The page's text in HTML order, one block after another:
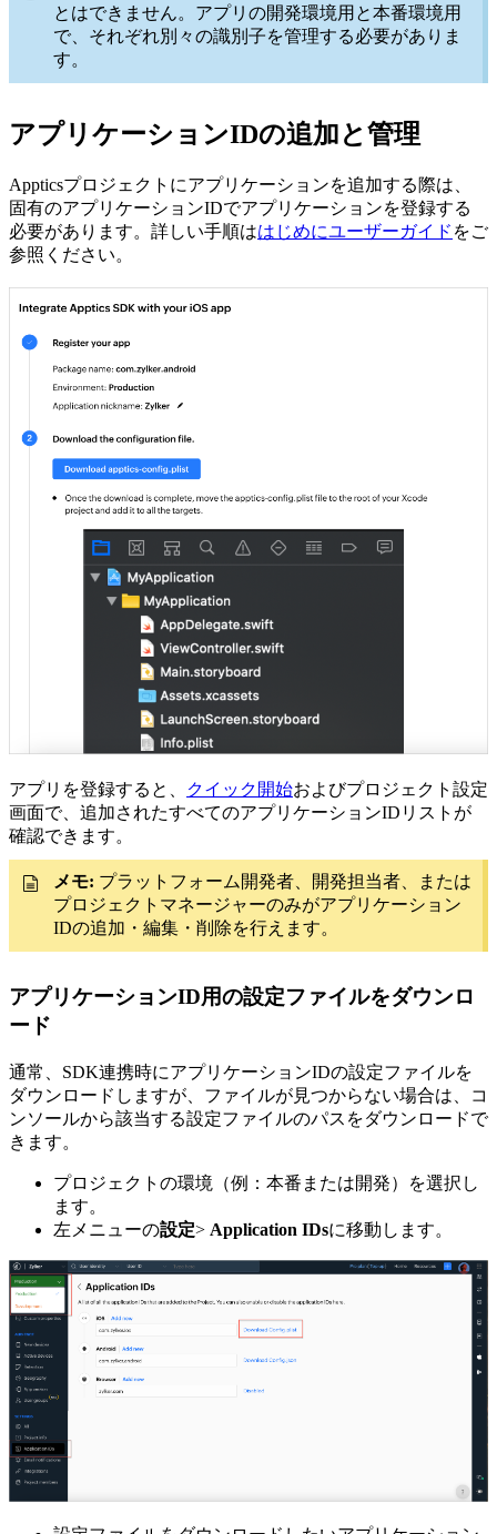
とはできません。アプリの開発環境用と本番環境用
で、それぞれ別々の識別子を管理する必要がありま
す。
アプリケーションIDの追加と管理
Appticsプロジェクトにアプリケーションを追加する際は、
固有のアプリケーションIDでアプリケーションを登録する
必要があります。詳しい手順ははじめにユーザーガイド をご
参照ください。
アプリを登録すると、 クイック開始およびプロジェクト設定
画面で、追加されたすべてのアプリケーションIDリストが
確認できます。
メモ: プラットフォーム開発者、開発担当者、または
プロジェクトマネージャーのみがアプリケーション
IDの追加・編集・削除を行えます。
アプリケーションID用の設定ファイルをダウンロ
ード
通常、SDK連携時にアプリケーションIDの設定ファイルを
ダウンロードしますが、ファイルが見つからない場合は、コ
ンソールから該当する設定ファイルのパスをダウンロードで
きます。
プロジェクトの環境（例：本番または開発）を選択し
ます。
左メニューの設定> Application IDsに移動します。